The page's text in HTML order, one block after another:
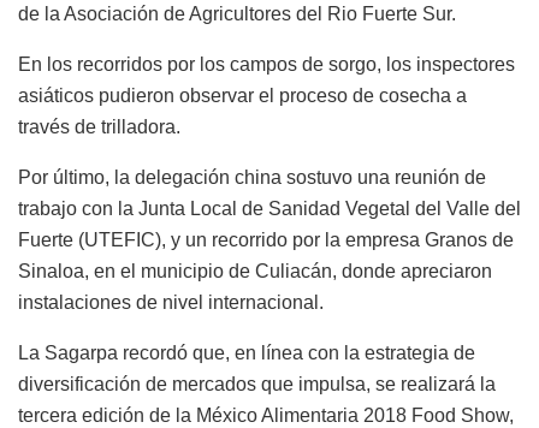
de la Asociación de Agricultores del Rio Fuerte Sur.
En los recorridos por los campos de sorgo, los inspectores
asiáticos pudieron observar el proceso de cosecha a
través de trilladora.
Por último, la delegación china sostuvo una reunión de
trabajo con la Junta Local de Sanidad Vegetal del Valle del
Fuerte (UTEFIC), y un recorrido por la empresa Granos de
Sinaloa, en el municipio de Culiacán, donde apreciaron
instalaciones de nivel internacional.
La Sagarpa recordó que, en línea con la estrategia de
diversificación de mercados que impulsa, se realizará la
tercera edición de la México Alimentaria 2018 Food Show,